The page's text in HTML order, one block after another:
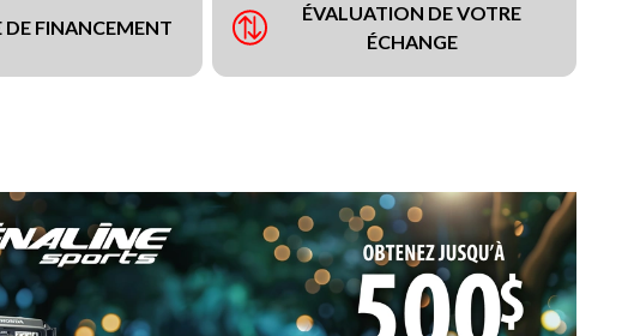
DE FINANCEMENT
ÉVALUATION DE VOTRE
ÉCHANGE